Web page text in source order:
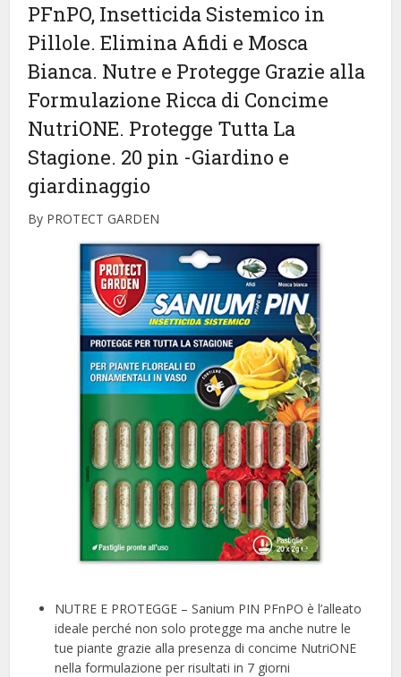
PFnPO, Insetticida Sistemico in
Pillole. Elimina Afidi e Mosca
Bianca. Nutre e Protegge Grazie alla
Formulazione Ricca di Concime
NutriONE. Protegge Tutta La
Stagione. 20 pin -Giardino e
giardinaggio
By PROTECT GARDEN
NUTRE E PROTEGGE – Sanium PIN PFnPO è l’alleato
ideale perché non solo protegge ma anche nutre le
tue piante grazie alla presenza di concime NutriONE
nella formulazione per risultati in 7 giorni